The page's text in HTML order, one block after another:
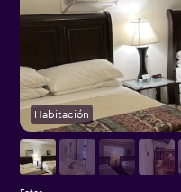
Habitación